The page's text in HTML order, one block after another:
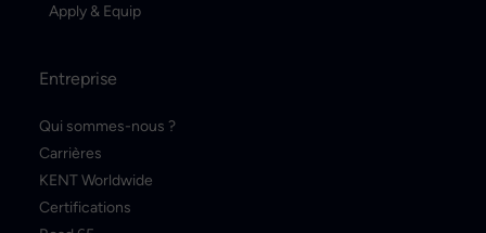
Apply & Equip
Entreprise
Qui sommes-nous ?
Carrières
KENT Worldwide
Certifications